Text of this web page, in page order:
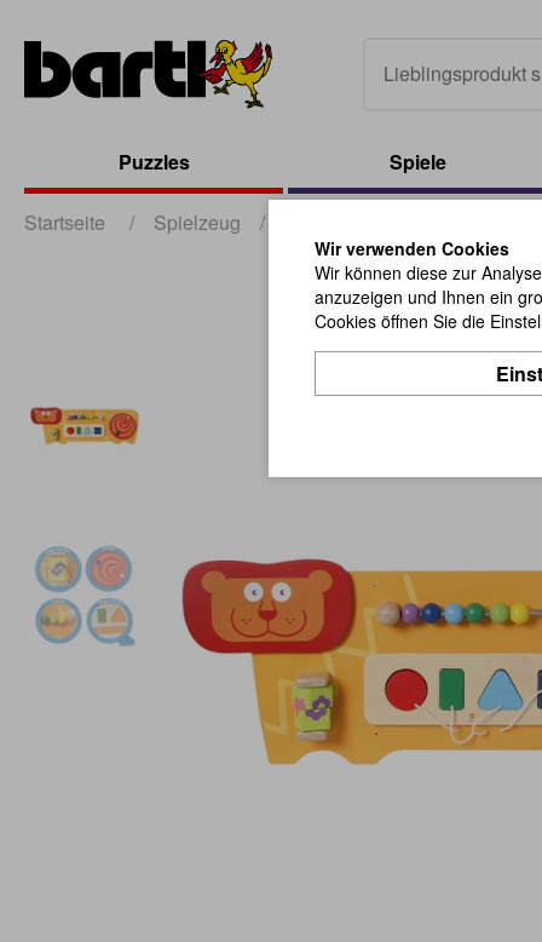
Puzzles Spiele
Startseite / Spielzeug /
Wir verwenden Cookies
Wir können diese zur
anzuzeigen und Ihnen ein
Cookies öffnen Sie die